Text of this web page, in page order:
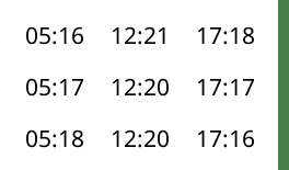
05:16 12:21 17:18
05:17 12:20 17:17
05:18 12:20 17:16